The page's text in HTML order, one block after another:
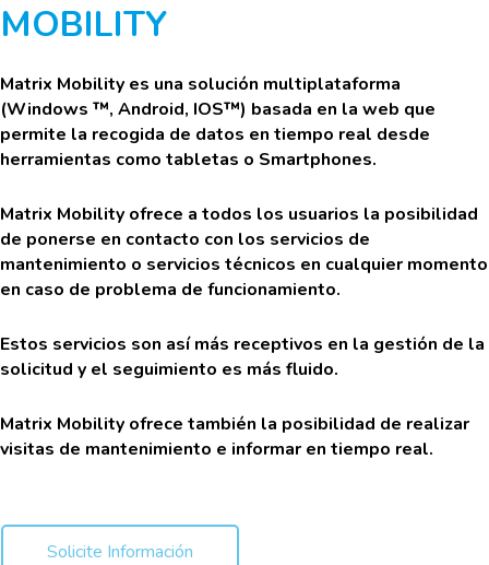
MOBILITY
Matrix Mobility es una solución multiplataforma
(Windows ™, Android, IOS™) basada en la web que
permite la recogida de datos en tiempo real desde
herramientas como tabletas o Smartphones.
Matrix Mobility ofrece a todos los usuarios la posibilidad
de ponerse en contacto con los servicios de
mantenimiento o servicios técnicos en cualquier momento
en caso de problema de funcionamiento.
Estos servicios son así más receptivos en la gestión de la
solicitud y el seguimiento es más fluido.
Matrix Mobility ofrece también la posibilidad de realizar
visitas de mantenimiento e informar en tiempo real.
Solicite Información